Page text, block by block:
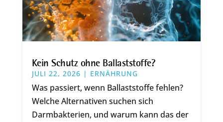
Kein Schutz ohne Ballaststoffe?
JULI 22, 2026 | ERNÄHRUNG
Was passiert, wenn Ballaststoffe fehlen?
Welche Alternativen suchen sich
Darmbakterien, und warum kann das der